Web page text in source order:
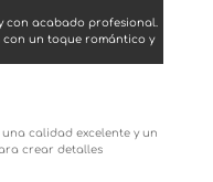
con acabado profesional.
un toque romántico y
calidad excelente y un
crear detalles